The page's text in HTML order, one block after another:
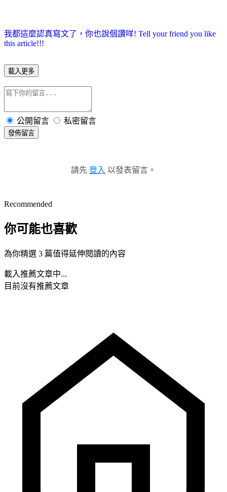
我都這麼認真寫文了，你也說個讚咩! Tell your friend you like
this article!!!
載入更多
公開留言 私密留言
發佈留言
請先 登入 以發表留言。
Recommended
你可能也喜歡
為你精選 3 篇值得延伸閱讀的內容
載入推薦文章中...
目前沒有推薦文章